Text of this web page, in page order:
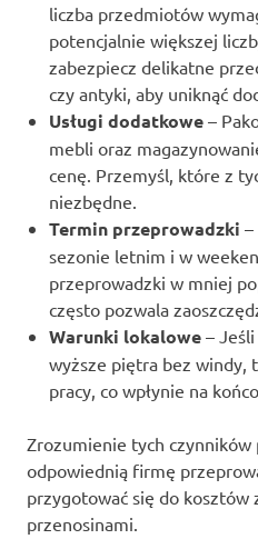
liczba przedmiotów
potencjalnie większej
zabezpiecz delikatne
czy antyki, aby uniknąć
Usługi dodatkowe –
mebli oraz
cenę. Przemyśl, które z
niezbędne.
Termin przeprowadzki –
sezonie letnim i w
przeprowadzki w mniej
często pozwala
Warunki lokalowe –
wyższe piętra bez windy,
pracy, co wpłynie na
Zrozumienie tych czynników
odpowiednią firmę
przygotować się do kosztów
przenosinami.